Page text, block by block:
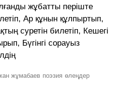
жұбатты періште
Ар құнын құлпыртып,
суретін билетіп, Кешегі
Бүгінгі сорауыз
жұмабаев поэзия өлеңдер